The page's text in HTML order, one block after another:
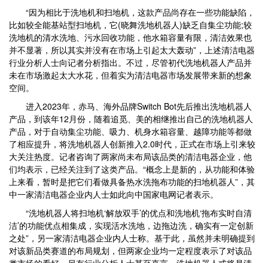
“因为相比于洗地机和扫地机，这款产品尚存在一些功能缺陷，
比如较全能基站型扫地机，它(晓舞洗地机器人)缺乏自集尘功能;较
洗地机的清水洗地、污水回收功能，他水箱容量有限，清洁效果也
并不显著，所以其实并没有在市场上引起太大轰动”，上述清洁电器
行业分析人士向记者分析指出。不过，尽管初代洗地机器人产品并
未在市场激起太大水花，但着实为清洁电器市场发展带来新的想象
空间。
进入2023年，赤马、海外品牌Switch Bot先后推出洗地机器人
产品，到该年12月份，随着追觅、美的相继推出自己的洗地机器人
产品，对于自动集尘功能、吸力、机身水箱容量、越障功能等都做
了相应提升，将洗地机器人创新推入2.0时代，正式在市场上引来较
大关注热度。记者咨询了两家尚未布局该品类的清洁电器企业，他
们均表示，已经关注到了这类产品。“概念上是新的，从功能和体验
上来看，暂时是把它们看做具备热水洗拖布功能的扫地机器人”，其
中一家清洁电器企业内人士如此向中国家电网记者表示。
“洗地机器人将扫地机‘解放双手’的优点和洗地机‘拖布实时自清
洁’的功能优点相集成，实现活水洗地，边拖边洗，确实有一定创新
之处”，另一家清洁电器企业内人士称。基于此，虽然并未明确提到
对该新品类赛道的布局规划，但两家企业均一定程度表示了对该品